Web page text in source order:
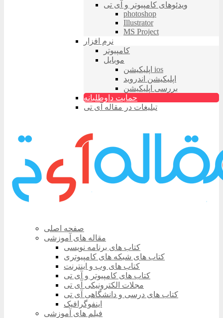
ویدئوهای کامپیوتر و آی تی
photoshop
Illustrator
MS Project
نرم افزار
کامپیوتر
موبایل
اپلیکیشن ios
اپلیکیشن اندروید
بررسی اپلیکیشن
حمایت داوطلبانه
تبلیغات در مقاله آی تی
صفحه اصلی
مقاله های آموزشی
کتاب های برنامه نویسی
کتاب های شبکه های کامپیوتری
کتاب های وب و اینترنت
کتاب های کامپیوتر و آی تی
مجلات الکترونیکی آی تی
کتاب های درسی و دانشگاهی آی تی
اینفوگرافیک
فیلم های آموزشی